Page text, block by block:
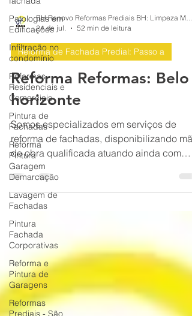
Patologias em
Edificações
Infiltração no
condomínio
Reformas
Residenciais e
Comerciais
Pintura de
Fachadas
Reforma
Pintura
Garagem
Demarcação
Lavagem de
Fachadas
Pintura
Fachada
Corporativas
Reforma e
Pintura de
Garagens
Reformas
Prediais - São
24 de jul.
52 min de leitura
Reforma de Fachada Predial: Passo a
Reforma Reformas: Belo
horizonte
Somos especializados em serviços de
reforma de fachadas, disponibilizando mão
de obra qualificada atuando ainda com
revitalização de fachada, pintura de
impermeabilização de fachada. Atendemos
síndicos, administradoras e condomínios
todos os portes em serviços de reforma de
fachadas e manutenção predial.